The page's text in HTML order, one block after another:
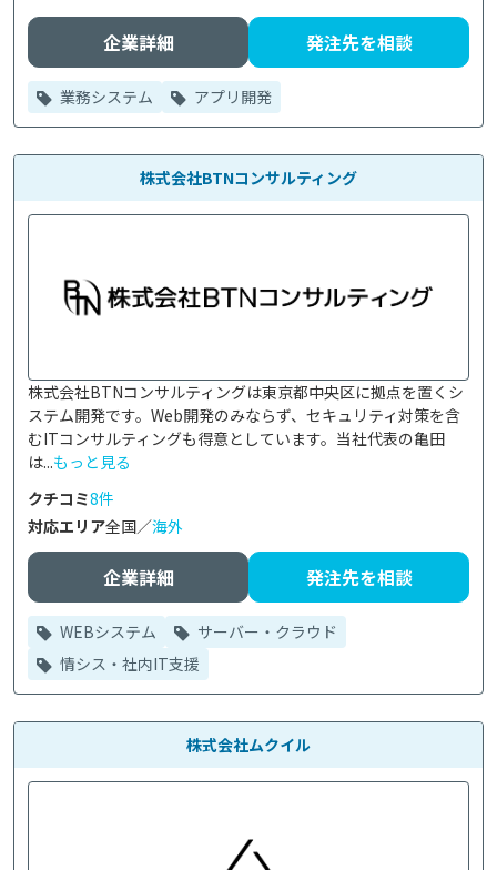
企業詳細 発注先を相談
業務システム アプリ開発
株式会社BTNコンサルティング
株式会社BTNコンサルティングは東京都中央区に拠点を置くシ
ステム開発です。Web開発のみならず、セキュリティ対策を含
むITコンサルティングも得意としています。当社代表の亀田
は...もっと見る
クチコミ8件
対応エリア全国／海外
企業詳細 発注先を相談
WEBシステム
サーバー・クラウド
情シス・社内IT支援
株式会社ムクイル